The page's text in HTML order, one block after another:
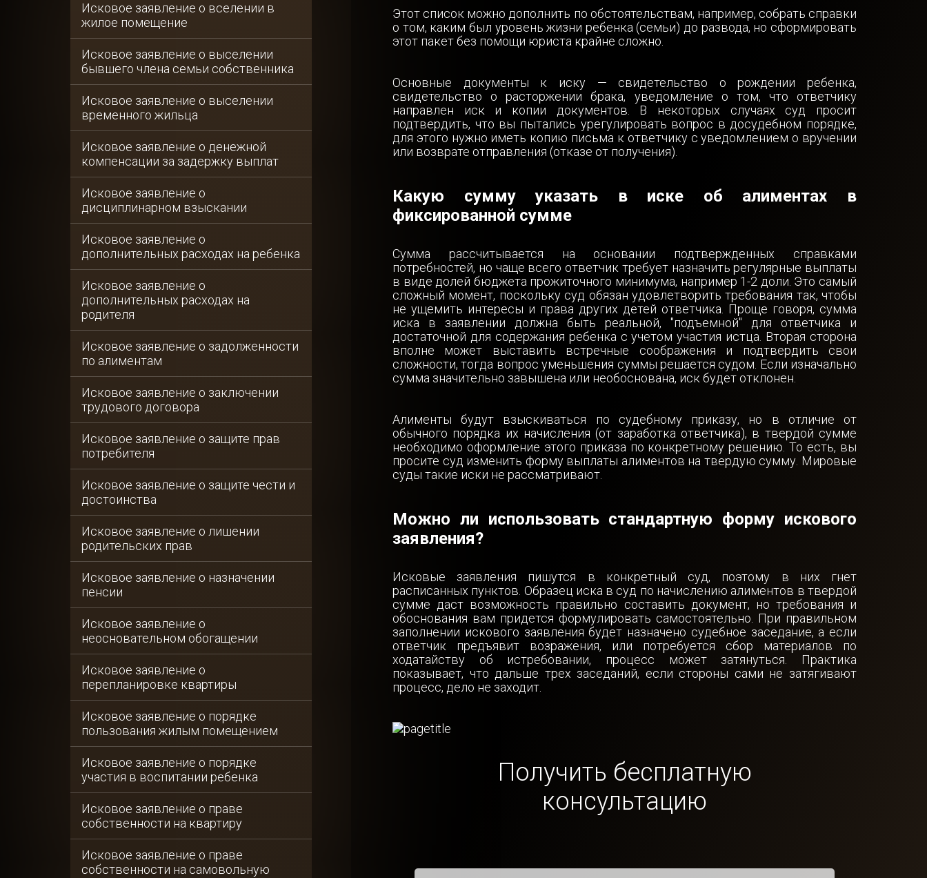
Исковое заявление о вселении в
жилое помещение
Исковое заявление о выселении
бывшего члена семьи собственника
Исковое заявление о выселении
временного жильца
Исковое заявление о денежной
компенсации за задержку выплат
Исковое заявление о
дисциплинарном взыскании
Исковое заявление о
дополнительных расходах на ребенка
Исковое заявление о
дополнительных расходах на
родителя
Исковое заявление о задолженности
по алиментам
Исковое заявление о заключении
трудового договора
Исковое заявление о защите прав
потребителя
Исковое заявление о защите чести и
достоинства
Исковое заявление о лишении
родительских прав
Исковое заявление о назначении
пенсии
Исковое заявление о
неосновательном обогащении
Исковое заявление о
перепланировке квартиры
Исковое заявление о порядке
пользования жилым помещением
Исковое заявление о порядке
участия в воспитании ребенка
Исковое заявление о праве
собственности на квартиру
Исковое заявление о праве
собственности на самовольную
Этот список можно дополнить по обстоятельствам, например, собрать справки
о том, каким был уровень жизни ребенка (семьи) до развода, но сформировать
этот пакет без помощи юриста крайне сложно.
Основные документы к иску — свидетельство о рождении ребенка,
свидетельство о расторжении брака, уведомление о том, что ответчику
направлен иск и копии документов. В некоторых случаях суд просит
подтвердить, что вы пытались урегулировать вопрос в досудебном порядке,
для этого нужно иметь копию письма к ответчику с уведомлением о вручении
или возврате отправления (отказе от получения).
Какую сумму указать в иске об алиментах в
фиксированной сумме
Сумма рассчитывается на основании подтвержденных справками
потребностей, но чаще всего ответчик требует назначить регулярные выплаты
в виде долей бюджета прожиточного минимума, например 1-2 доли. Это самый
сложный момент, поскольку суд обязан удовлетворить требования так, чтобы
не ущемить интересы и права других детей ответчика. Проще говоря, сумма
иска в заявлении должна быть реальной, "подъемной" для ответчика и
достаточной для содержания ребенка с учетом участия истца. Вторая сторона
вполне может выставить встречные соображения и подтвердить свои
сложности, тогда вопрос уменьшения суммы решается судом. Если изначально
сумма значительно завышена или необоснована, иск будет отклонен.
Алименты будут взыскиваться по судебному приказу, но в отличие от
обычного порядка их начисления (от заработка ответчика), в твердой сумме
необходимо оформление этого приказа по конкретному решению. То есть, вы
просите суд изменить форму выплаты алиментов на твердую сумму. Мировые
суды такие иски не рассматривают.
Можно ли использовать стандартную форму искового
заявления?
Исковые заявления пишутся в конкретный суд, поэтому в них гнет
расписанных пунктов. Образец иска в суд по начислению алиментов в твердой
сумме даст возможность правильно составить документ, но требования и
обоснования вам придется формулировать самостоятельно. При правильном
заполнении искового заявления будет назначено судебное заседание, а если
ответчик предъявит возражения, или потребуется сбор материалов по
ходатайству об истребовании, процесс может затянуться. Практика
показывает, что дальше трех заседаний, если стороны сами не затягивают
процесс, дело не заходит.
Получить бесплатную
консультацию
Даю согласие на обработку персональных данных